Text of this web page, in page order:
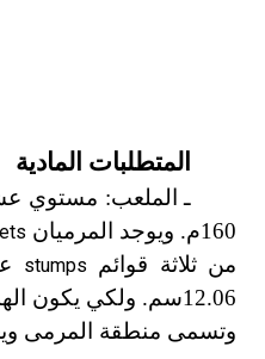
المتطلبات المادية
160م. ويوجد المرميان
من ثلاثة قوائم stumps عرض
وتسمى منطقة المرمى ويحدد